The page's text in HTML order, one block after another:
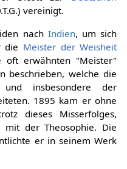
vereinigt.
nach Indien, um sich
die Meister der Weisheit
oft erwähnten "Meister"
beschrieben, welche die
und insbesondere der
1895 kam er ohne
dieses Misserfolges,
der Theosophie. Die
er in seinem Werk